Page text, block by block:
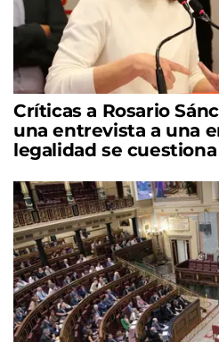
Críticas a Rosario
una entrevista a una
legalidad se